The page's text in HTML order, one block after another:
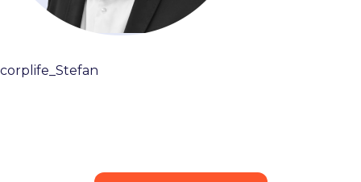
corplife_Stefan